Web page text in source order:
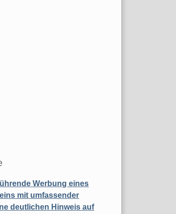
Werbung eines
mit umfassender
deutlichen Hinweis auf